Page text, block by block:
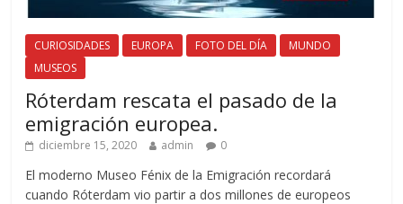
CURIOSIDADES EUROPA FOTO DEL DÍA
MUNDO
MUSEOS
Róterdam rescata el pasado de la
emigración europea.
diciembre 15, 2020 admin 0
El moderno Museo Fénix de la Emigración recordará
cuando Róterdam vio partir a dos millones de europeos